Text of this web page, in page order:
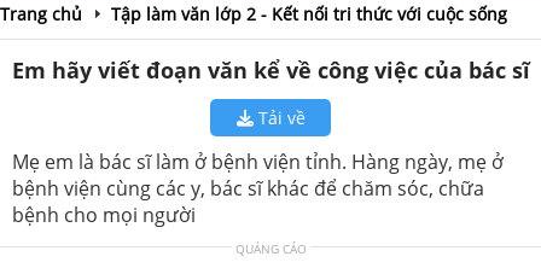
Trang chủ Tập làm văn lớp 2 - Kết nối tri thức với cuộc sống
Em hãy viết đoạn văn kể về công việc của bác sĩ
Tải về
Mẹ em là bác sĩ làm ở bệnh viện tỉnh. Hàng ngày, mẹ ở
bệnh viện cùng các y, bác sĩ khác để chăm sóc, chữa
bệnh cho mọi người
QUẢNG CÁO